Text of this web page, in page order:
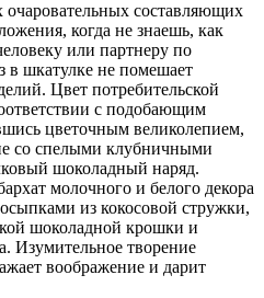
очаровательных составляющих
когда не знаешь, как
или партнеру по
в шкатулке не помешает
Цвет потребительской
с подобающим
цветочным великолепием,
со спелыми клубничными
шоколадный наряд.
молочного и белого декора
из кокосовой стружки,
шоколадной крошки и
Изумительное творение
воображение и дарит